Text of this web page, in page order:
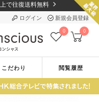
で往復送料無料
ログイン 新規会員登録
0 0
こだわり 閲覧履歴